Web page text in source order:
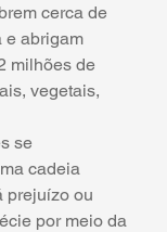
cerca de
e abrigam
milhões de
vegetais,
se
cadeia
prejuízo ou
por meio da